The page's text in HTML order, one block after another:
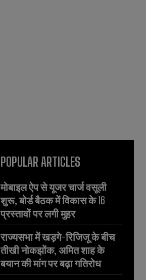
POPULAR ARTICLES
मोबाइल ऐप से यूजर चार्ज वसूली
शुरू, बोर्ड बैठक में विकास के 16
प्रस्तावों पर लगी मुहर
राज्यसभा में खड़गे-रिजिजू के बीच
तीखी नोकझोंक, अमित शाह के
बयान की मांग पर बढ़ा गतिरोध